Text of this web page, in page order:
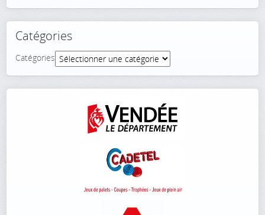
Catégories
Catégories